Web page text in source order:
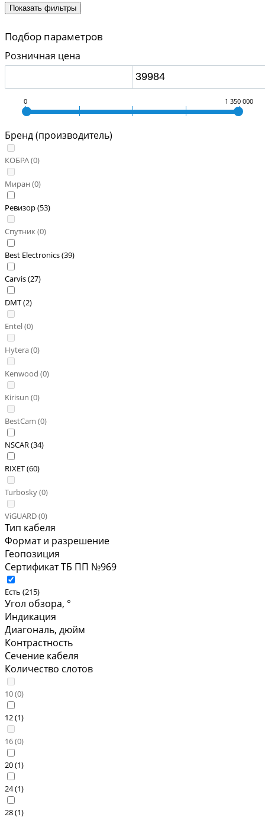
Показать фильтры
Подбор параметров
Розничная цена
0 1 350 000
Бренд (производитель)
КОБРА (0)
Миран (0)
Ревизор (53)
Спутник (0)
Best Electronics (39)
Carvis (27)
DMT (2)
Entel (0)
Hytera (0)
Kenwood (0)
Kirisun (0)
BestCam (0)
NSCAR (34)
RIXET (60)
Turbosky (0)
ViGUARD (0)
Тип кабеля
Формат и разрешение
Геопозиция
Сертификат ТБ ПП №969
Есть (215)
Угол обзора, °
Индикация
Диагональ, дюйм
Контрастность
Сечение кабеля
Количество слотов
10 (0)
12 (1)
16 (0)
20 (1)
24 (1)
28 (1)